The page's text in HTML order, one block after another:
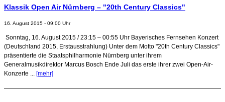
Klassik Open Air Nürnberg – "20th Century Classics"
16. August 2015 - 09:00 Uhr
Sonntag, 16. August 2015 / 23:15 – 00:55 Uhr Bayerisches Fernsehen Konzert
(Deutschland 2015, Erstausstrahlung) Unter dem Motto "20th Century Classics"
präsentierte die Staatsphilharmonie Nürnberg unter ihrem
Generalmusikdirektor Marcus Bosch Ende Juli das erste ihrer zwei Open-Air-
Konzerte ... [mehr]